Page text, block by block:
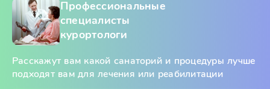
Профессиональные
специалисты
курортологи
Расскажут вам какой санаторий и процедуры лучше
подходят вам для лечения или реабилитации